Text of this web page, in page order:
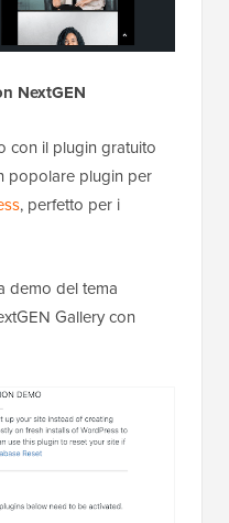
NextGEN
con il plugin gratuito
popolare plugin per
, perfetto per i
demo del tema
Gallery con